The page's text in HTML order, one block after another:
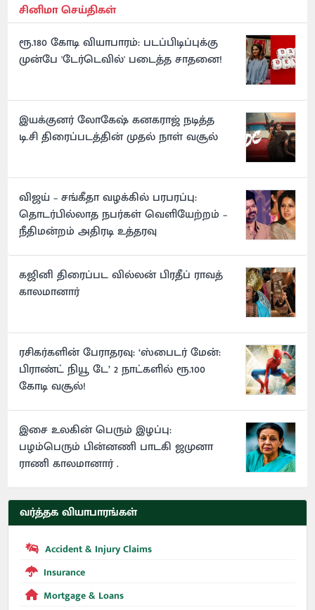
சினிமா செய்திகள்
ரூ.180 கோடி வியாபாரம்: படப்பிடிப்புக்கு
முன்பே 'டேர்டெவில்' படைத்த சாதனை!
இயக்குனர் லோகேஷ் கனகராஜ் நடித்த
டி.சி திரைப்படத்தின் முதல் நாள் வசூல்
விஜய் – சங்கீதா வழக்கில் பரபரப்பு:
தொடர்பில்லாத நபர்கள் வெளியேற்றம் –
நீதிமன்றம் அதிரடி உத்தரவு
கஜினி திரைப்பட வில்லன் பிரதீப் ராவத்
காலமானார்
ரசிகர்களின் பேராதரவு: ‘ஸ்பைடர் மேன்:
பிராண்ட் நியூ டே’ 2 நாட்களில் ரூ.100
கோடி வசூல்!
இசை உலகின் பெரும் இழப்பு:
பழம்பெரும் பின்னணி பாடகி ஜமுனா
ராணி காலமானார் .
வர்த்தக வியாபாரங்கள்
Accident & Injury Claims
Insurance
Mortgage & Loans